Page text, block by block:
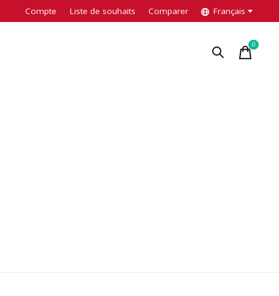
Compte Liste de souhaits Comparer Français
0items